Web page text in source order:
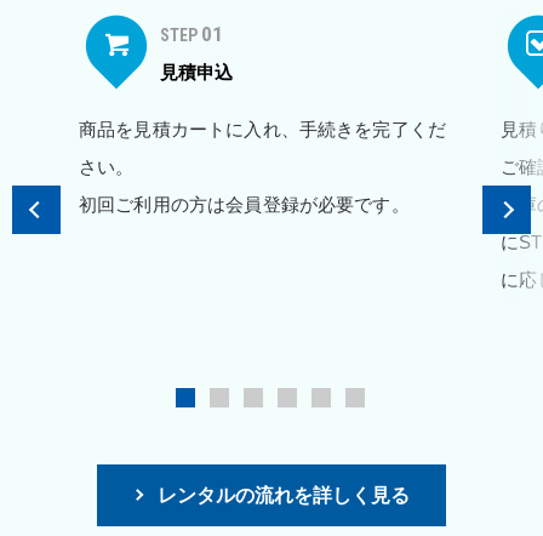
STEP 01
見積申込
商品を見積カートに入れ、手続きを完了くだ
さい。
初回ご利用の方は会員登録が必要です。
見
ご確
在
に
に応
レンタルの流れを詳しく見る